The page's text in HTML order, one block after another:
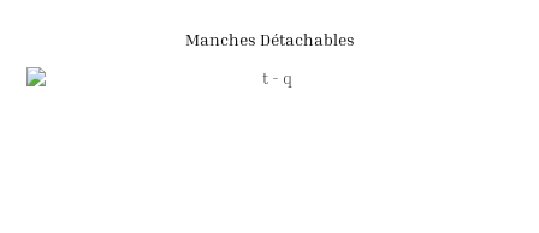
Manches Détachables